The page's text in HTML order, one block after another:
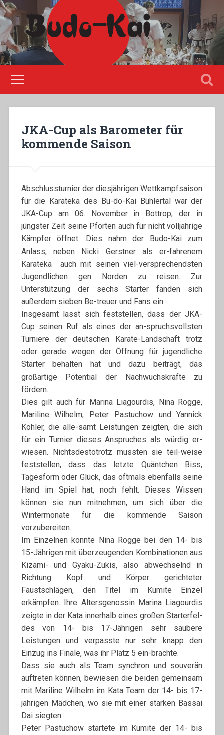
Please disable Adblock!
JKA-Cup als Barometer für
kommende Saison
Abschlussturnier der diesjährigen Wettkampfsaison
für die Karateka des Bu-do-Kai Bühlertal war der
JKA-Cup am 06. November in Bottrop, der in
jüngster Zeit seine Pforten auch für nicht volljährige
Kämpfer öffnet. Dies nahm der Budo-Kai zum
Anlass, neben Nicki Gerstner als er-fahrenem
Karateka auch mit seinen viel-versprechendsten
Jugendlichen gen Norden zu reisen. Zur
Unterstützung der sechs Starter fanden sich
außerdem sieben Be-treuer und Fans ein.
Insgesamt lässt sich feststellen, dass der JKA-
Cup seinen Ruf als eines der an-spruchsvollsten
Turniere der deutschen Karate-Landschaft trotz
oder gerade wegen der Öffnung für jugendliche
Starter behalten hat und dazu beiträgt, das
großartige Potential der Nachwuchskräfte zu
fördern.
Dies gilt auch für Marina Liagourdis, Nina Rogge,
Mariline Wilhelm, Peter Pastuchow und Yannick
Kohler, die alle-samt Leistungen zeigten, die sich
für ein Turnier dieses Anspruches als würdig er-
wiesen. Nichtsdestotrotz mussten sie teil-weise
feststellen, dass das letzte Quäntchen Biss,
Tagesform oder Glück, das oftmals ebenfalls seine
Hand im Spiel hat, noch fehlt. Dieses Wissen
können sie nun mitnehmen, um sich über die
Wintermonate für die kommende Saison
vorzubereiten.
Im Einzelnen konnte Nina Rogge bei den 14- bis
15-Jährigen mit überzeugenden Kombinationen aus
Kizami- und Gyaku-Zukis, also abwechselnd in
Richtung Kopf und Körper gerichteter
Faustschlägen, den Titel im Kumite Einzel
erkämpfen. Ihre Altersgenossin Marina Liagourdis
zeigte in der Kata innerhalb eines großen Starterfel-
des von 14- bis 17-Jährigen sehr saubere
Leistungen und verpasste nur sehr knapp den
Einzug ins Finale, was ihr Platz 5 ein-brachte.
Dass sie auch als Team synchron und souverän
auftreten können, bewiesen die beiden gemeinsam
mit Mariline Wilhelm im Kata Team der 14- bis 17-
jährigen Mädchen, wo sie mit einer starken Bassai
Dai siegten.
Peter Pastuchow startete im Kumite der 14- bis